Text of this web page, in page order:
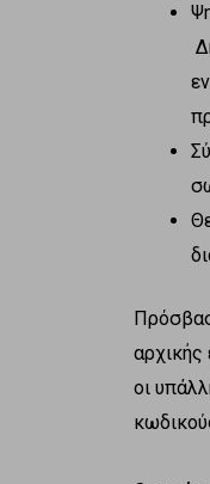
οι